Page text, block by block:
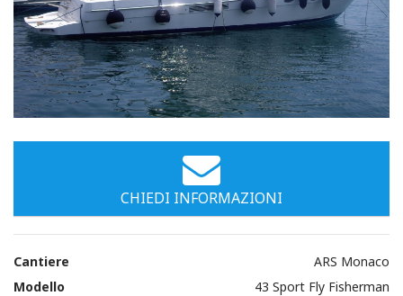
CHIEDI INFORMAZIONI
Cantiere
ARS Monaco
Modello
43 Sport Fly Fisherman